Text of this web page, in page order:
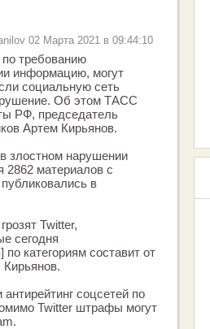
02 Марта 2021 в 09:44:10
по требованию
информацию, могут
социальную сеть
Об этом ТАСС
РФ, председатель
Артем Кирьянов.
злостном нарушении
2862 материалов с
в
Twitter,
сегодня
категориям составит от
соцсетей по
Twitter штрафы могут